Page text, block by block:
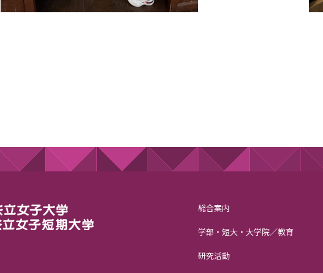
総合案内
学部・短大・大学院／教育
研究活動